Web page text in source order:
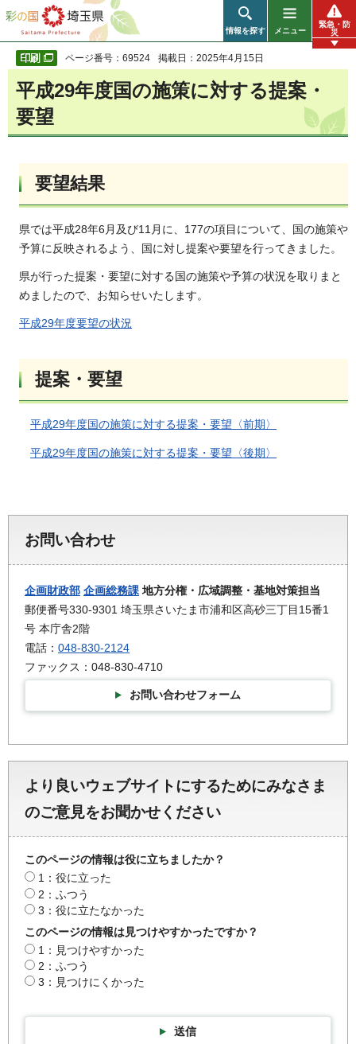
彩の国 埼玉県
情報を探す メニュー
緊急・防
災
ページ番号：69524 掲載日：2025年4月15日
平成29年度国の施策に対する提案・
要望
要望結果
県では平成28年6月及び11月に、177の項目について、国の施策や
予算に反映されるよう、国に対し提案や要望を行ってきました。
県が行った提案・要望に対する国の施策や予算の状況を取りまと
めましたので、お知らせいたします。
平成29年度要望の状況
提案・要望
平成29年度国の施策に対する提案・要望〈前期〉
平成29年度国の施策に対する提案・要望〈後期〉
お問い合わせ
企画財政部 企画総務課 地方分権・広域調整・基地対策担当
郵便番号330-9301 埼玉県さいたま市浦和区高砂三丁目15番1
号 本庁舎2階
電話： 048-830-2124
ファックス：048-830-4710
お問い合わせフォーム
より良いウェブサイトにするためにみなさま
のご意見をお聞かせください
このページの情報は役に立ちましたか？
1：役に立った
2：ふつう
3：役に立たなかった
このページの情報は見つけやすかったですか？
1：見つけやすかった
2：ふつう
3：見つけにくかった
送信